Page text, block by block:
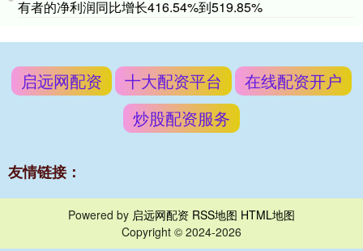
有者的净利润同比增长416.54%到519.85%
启远网配资 十大配资平台
在线配资开户
炒股配资服务
友情链接：
Powered by 启远网配资 RSS地图 HTML地图
Copyright © 2024-2026